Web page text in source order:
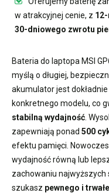
w atrakcyjnej cenie, z
30-dniowego zwrotu
Bateria do laptopa MSI
myślą o długiej,
akumulator jest
konkretnego modelu, co
stabilną wydajność .
zapewniają ponad 500
efektu pamięci.
wydajność równą lub
zachowaniu
szukasz pewnego i